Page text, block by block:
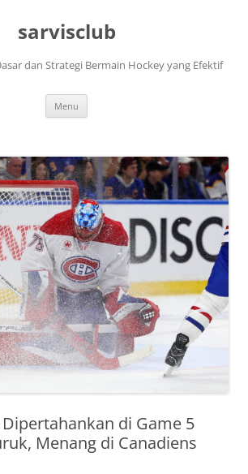
sarvisclub
dan Strategi Bermain Hockey yang Efektif
Menu
Dipertahankan di Game 5
Menang di Canadiens